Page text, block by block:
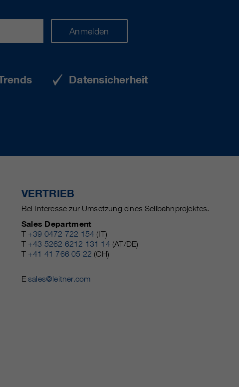
Anmelden
Datensicherheit
VERTRIEB
Bei Interesse zur Umsetzung eines Seilbahnprojektes.
Sales Department
T +39 0472 722 154 (IT)
T +43 5262 6212 131 14(AT/DE)
T +41 41 766 05 22 (CH)
Esales@leitner.com